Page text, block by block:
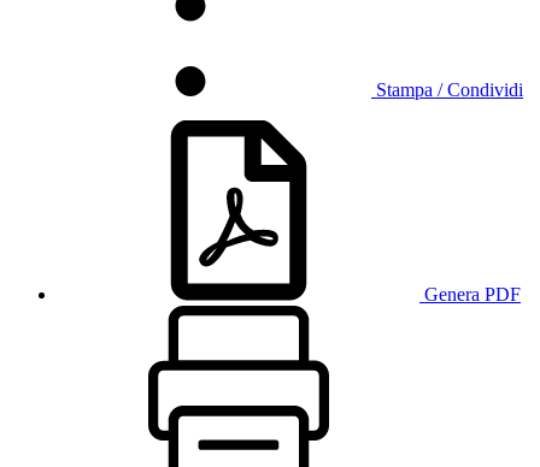
Stampa / Condividi
Genera PDF